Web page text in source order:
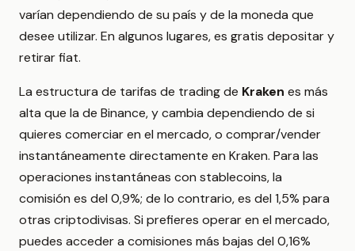
varían dependiendo de su país y de la moneda que
desee utilizar. En algunos lugares, es gratis depositar y
retirar fiat.
La estructura de tarifas de trading de Kraken es más
alta que la de Binance, y cambia dependiendo de si
quieres comerciar en el mercado, o comprar/vender
instantáneamente directamente en Kraken. Para las
operaciones instantáneas con stablecoins, la
comisión es del 0,9%; de lo contrario, es del 1,5% para
otras criptodivisas. Si prefieres operar en el mercado,
puedes acceder a comisiones más bajas del 0,16%